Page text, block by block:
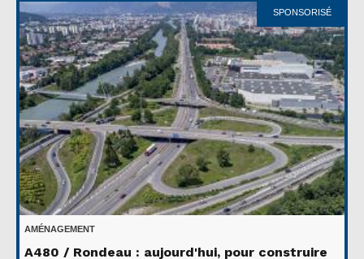
SPONSORISÉ
AMÉNAGEMENT
A480 / Rondeau : aujourd'hui, pour construire